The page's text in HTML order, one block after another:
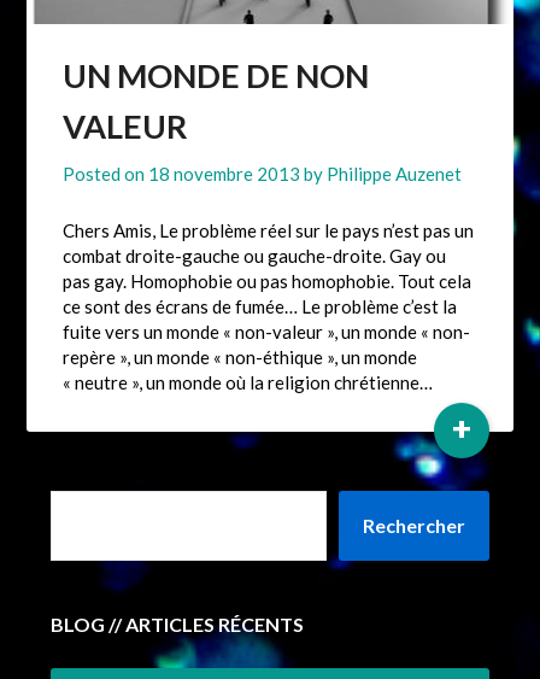
UN MONDE DE NON
VALEUR
Posted on 18 novembre 2013 by Philippe Auzenet
Chers Amis, Le problème réel sur le pays n’est pas un
combat droite-gauche ou gauche-droite. Gay ou
pas gay. Homophobie ou pas homophobie. Tout cela
ce sont des écrans de fumée… Le problème c’est la
fuite vers un monde « non-valeur », un monde « non-
repère », un monde « non-éthique », un monde
« neutre », un monde où la religion chrétienne…
+
Rechercher
BLOG // ARTICLES RÉCENTS